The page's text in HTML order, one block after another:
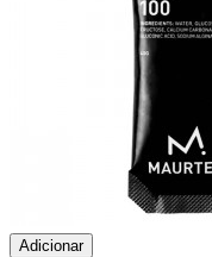
Adicionar